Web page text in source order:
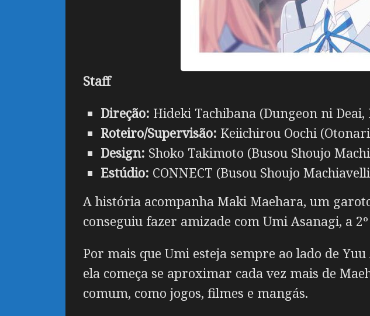
Staff
Direção: Hideki Tachibana (Dungeon ni
Roteiro/Supervisão: Keiichirou Oochi
Design: Shoko Takimoto (Busou Shoujo
Estúdio: CONNECT (Busou Shoujo
A história acompanha Maki Maehara, um
conseguiu fazer amizade com Umi Asanagi, a
Por mais que Umi esteja sempre ao lado de
ela começa se aproximar cada vez mais de
comum, como jogos, filmes e mangás.